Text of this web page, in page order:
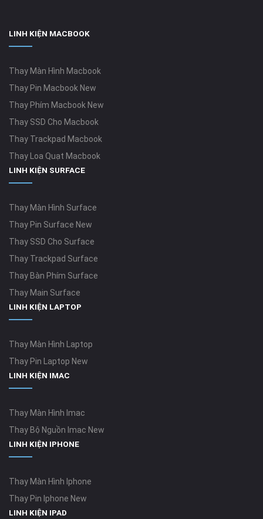
LINH KIỆN MACBOOK
Thay Màn Hình Macbook
Thay Pin Macbook New
Thay Phím Macbook New
Thay SSD Cho Macbook
Thay Trackpad Macbook
Thay Loa Quạt Macbook
LINH KIỆN SURFACE
Thay Màn Hình Surface
Thay Pin Surface New
Thay SSD Cho Surface
Thay Trackpad Surface
Thay Bàn Phím Surface
Thay Main Surface
LINH KIỆN LAPTOP
Thay Màn Hình Laptop
Thay Pin Laptop New
LINH KIỆN IMAC
Thay Màn Hình Imac
Thay Bộ Nguồn Imac New
LINH KIỆN IPHONE
Thay Màn Hình Iphone
Thay Pin Iphone New
LINH KIỆN IPAD